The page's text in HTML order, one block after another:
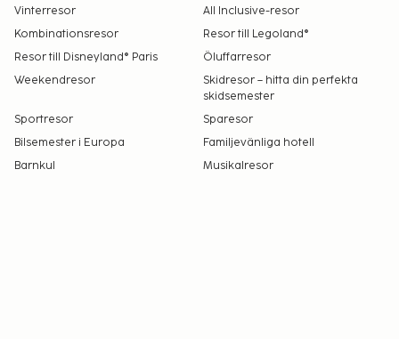
Vinterresor
All Inclusive-resor
Kombinationsresor
Resor till Legoland®
Resor till Disneyland® Paris
Öluffarresor
Weekendresor
Skidresor – hitta din perfekta
skidsemester
Sportresor
Sparesor
Bilsemester i Europa
Familjevänliga hotell
Barnkul
Musikalresor